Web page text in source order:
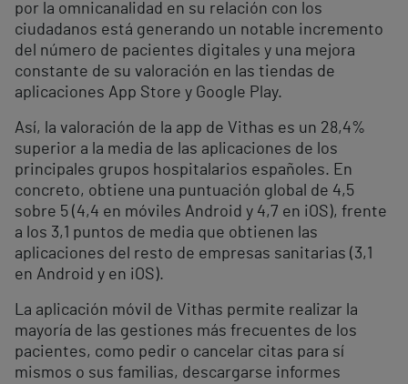
por la omnicanalidad en su relación con los
ciudadanos está generando un notable incremento
del número de pacientes digitales y una mejora
constante de su valoración en las tiendas de
aplicaciones App Store y Google Play.
Así, la valoración de la app de Vithas es un 28,4%
superior a la media de las aplicaciones de los
principales grupos hospitalarios españoles. En
concreto, obtiene una puntuación global de 4,5
sobre 5 (4,4 en móviles Android y 4,7 en iOS), frente
a los 3,1 puntos de media que obtienen las
aplicaciones del resto de empresas sanitarias (3,1
en Android y en iOS).
La aplicación móvil de Vithas permite realizar la
mayoría de las gestiones más frecuentes de los
pacientes, como pedir o cancelar citas para sí
mismos o sus familias, descargarse informes